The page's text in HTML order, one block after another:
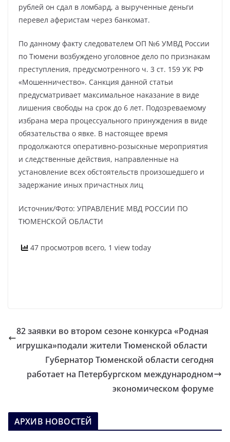
рублей он сдал в ломбард, а вырученные деньги
перевел аферистам через банкомат.
По данному факту следователем ОП №6 УМВД России
по Тюмени возбуждено уголовное дело по признакам
преступления, предусмотренного ч. 3 ст. 159 УК РФ
«Мошенничество». Санкция данной статьи
предусматривает максимальное наказание в виде
лишения свободы на срок до 6 лет. Подозреваемому
избрана мера процессуального принуждения в виде
обязательства о явке. В настоящее время
продолжаются оперативно-розыскные мероприятия
и следственные действия, направленные на
установление всех обстоятельств произошедшего и
задержание иных причастных лиц
Источник/Фото: УПРАВЛЕНИЕ МВД РОССИИ ПО
ТЮМЕНСКОЙ ОБЛАСТИ
47 просмотров всего, 1 view today
82 заявки во втором сезоне конкурса «Родная
игрушка»подали жители Тюменской области
Губернатор Тюменской области сегодня
работает на Петербургском международном
экономическом форуме
АРХИВ НОВОСТЕЙ